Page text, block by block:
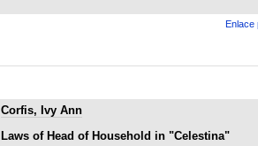
Enlace
Corfis, Ivy Ann
Laws of Head of Household in "Celestina"